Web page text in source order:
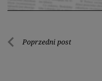
Nawigacja
Poprzedni post